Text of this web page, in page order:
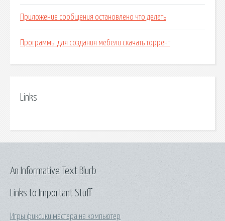
Приложение сообщения остановлено что делать
Программы для создания мебели скачать торрент
Links
Links to Important Stuff
Игры фиксики мастера на компьютер
An Informative Text Blurb